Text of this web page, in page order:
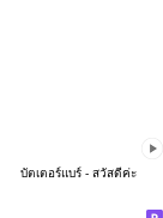
บัตเตอร์แบร์ - สวัสดีค่ะ